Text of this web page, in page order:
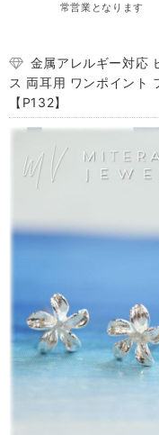
常営業となります
金属アレルギー対応
ス 両耳用 ワンポイント
【P132】